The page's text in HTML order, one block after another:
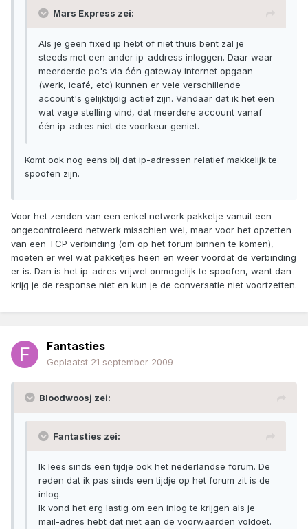
Mars Express zei:
Als je geen fixed ip hebt of niet thuis bent zal je
steeds met een ander ip-address inloggen. Daar waar
meerderde pc's via één gateway internet opgaan
(werk, icafé, etc) kunnen er vele verschillende
account's gelijktijdig actief zijn. Vandaar dat ik het een
wat vage stelling vind, dat meerdere account vanaf
één ip-adres niet de voorkeur geniet.
Komt ook nog eens bij dat ip-adressen relatief makkelijk te
spoofen zijn.
Voor het zenden van een enkel netwerk pakketje vanuit een
ongecontroleerd netwerk misschien wel, maar voor het opzetten
van een TCP verbinding (om op het forum binnen te komen),
moeten er wel wat pakketjes heen en weer voordat de verbinding
er is. Dan is het ip-adres vrijwel onmogelijk te spoofen, want dan
krijg je de response niet en kun je de conversatie niet voortzetten.
Fantasties
Geplaatst 21 september 2009
Bloodwoosj zei:
Fantasties zei:
Ik lees sinds een tijdje ook het nederlandse forum. De
reden dat ik pas sinds een tijdje op het forum zit is de
inlog.
Ik vond het erg lastig om een inlog te krijgen als je
mail-adres hebt dat niet aan de voorwaarden voldoet.